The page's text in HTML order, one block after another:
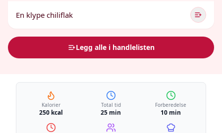
En klype chiliflak
Legg alle i handlelisten
Kalorier
250 kcal
Total tid
25 min
Forberedelse
10 min